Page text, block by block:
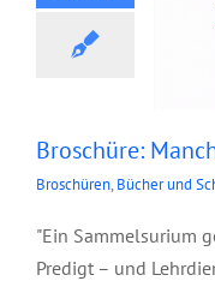
Broschüre:
Broschüren, Bücher und
"Ein Sammelsurium
Predigt – und